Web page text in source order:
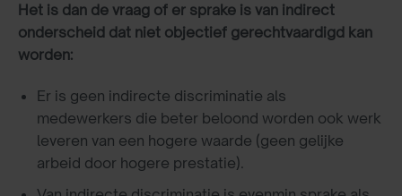
Het is dan de vraag of er sprake is van indirect
onderscheid dat niet objectief gerechtvaardigd kan
worden:
Er is geen indirecte discriminatie als
medewerkers die beter beloond worden ook werk
leveren van een hogere waarde (geen gelijke
arbeid door hogere prestatie).